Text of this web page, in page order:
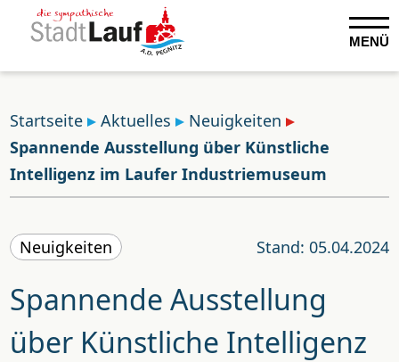
MENÜ
Startseite Aktuelles
Neuigkeiten
Spannende Ausstellung über Künstliche
Intelligenz im Laufer Industriemuseum
Stand: 05.04.2024
Neuigkeiten
Spannende Ausstellung
über Künstliche Intelligenz